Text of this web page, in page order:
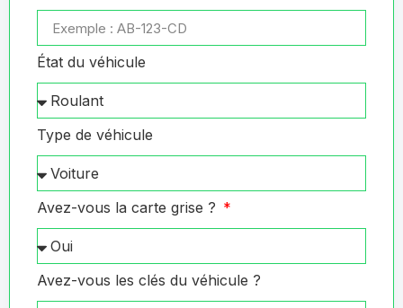
État du véhicule
Type de véhicule
Avez-vous la carte grise ?
Avez-vous les clés du véhicule ?